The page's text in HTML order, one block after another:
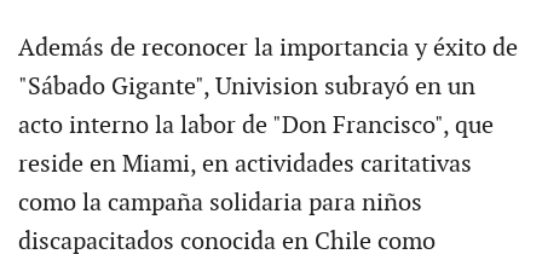
Además de reconocer la importancia y éxito de
"Sábado Gigante", Univision subrayó en un
acto interno la labor de "Don Francisco", que
reside en Miami, en actividades caritativas
como la campaña solidaria para niños
discapacitados conocida en Chile como